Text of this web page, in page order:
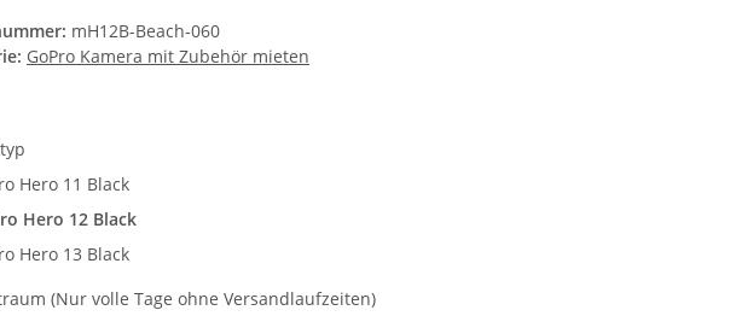
mH12B-Beach-060
GoPro Kamera mit Zubehör mieten
Hero 11 Black
Hero 12 Black
Hero 13 Black
(Nur volle Tage ohne Versandlaufzeiten)